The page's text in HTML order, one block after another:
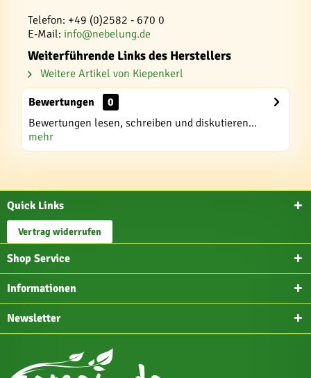
Telefon: +49 (0)2582 - 670 0
E-Mail: info@nebelung.de
Weiterführende Links des Herstellers
Weitere Artikel von Kiepenkerl
Bewertungen
0
Bewertungen lesen, schreiben und diskutieren...
mehr
Quick Links
Vertrag widerrufen
Shop Service
Informationen
Newsletter